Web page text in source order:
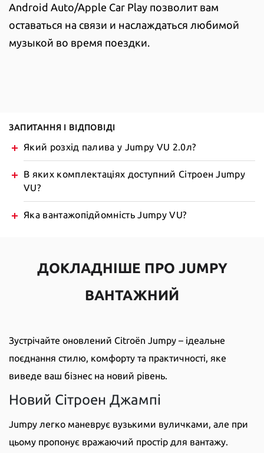
Android Auto/Apple Car Play позволит вам
оставаться на связи и наслаждаться любимой
музыкой во время поездки.
ЗАПИТАННЯ І ВІДПОВІДІ
Який розхід палива у Jumpy VU 2.0л?
В яких комплектаціях доступний Сітроен Jumpy
VU?
Яка вантажопідйомність Jumpy VU?
ДОКЛАДНІШЕ ПРО JUMPY
ВАНТАЖНИЙ
Зустрічайте оновлений Citroën Jumpy – ідеальне
поєднання стилю, комфорту та практичності, яке
виведе ваш бізнес на новий рівень.
Новий Сітроен Джампі
Jumpy легко маневрує вузькими вуличками, але при
цьому пропонує вражаючий простір для вантажу.